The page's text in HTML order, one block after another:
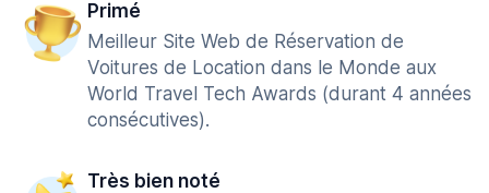
Primé
Meilleur Site Web de Réservation de
Voitures de Location dans le Monde aux
World Travel Tech Awards (durant 4 années
consécutives).
Très bien noté